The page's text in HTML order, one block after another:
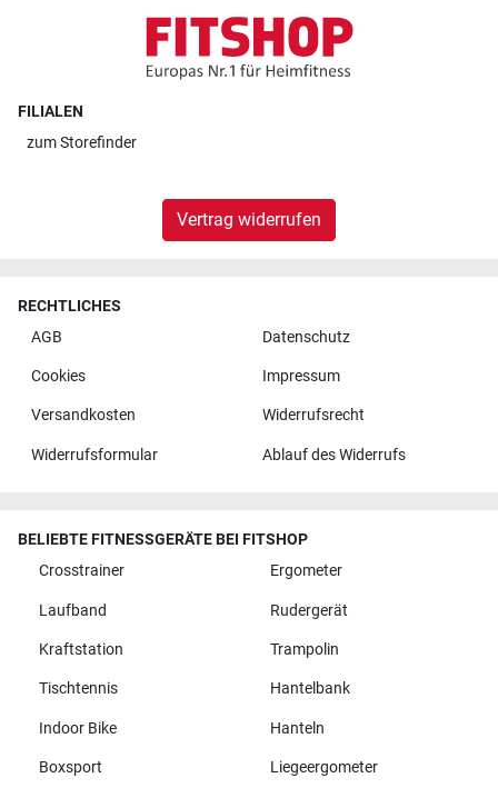
FILIALEN
zumStorefinder
Vertrag widerrufen
RECHTLICHES
AGB
Datenschutz
Cookies Impressum
Versandkosten Widerrufsrecht
Widerrufsformular Ablauf des Widerrufs
BELIEBTE FITNESSGERÄTE BEI FITSHOP
Crosstrainer
Ergometer
Laufband Rudergerät
Kraftstation Trampolin
Tischtennis Hantelbank
Indoor Bike Hanteln
Boxsport Liegeergometer